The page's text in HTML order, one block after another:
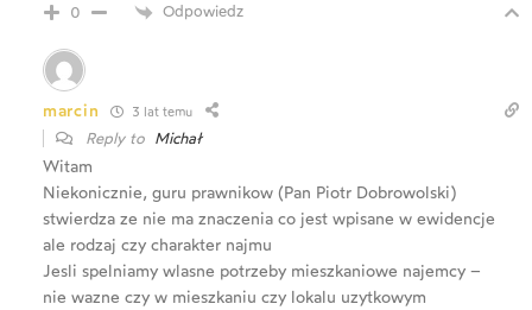
0 Odpowiedz
marcin 3 lat temu
Reply to Michał
Witam
Niekonicznie, guru prawnikow (Pan Piotr Dobrowolski)
stwierdza ze nie ma znaczenia co jest wpisane w ewidencje
ale rodzaj czy charakter najmu
Jesli spelniamy wlasne potrzeby mieszkaniowe najemcy –
nie wazne czy w mieszkaniu czy lokalu uzytkowym